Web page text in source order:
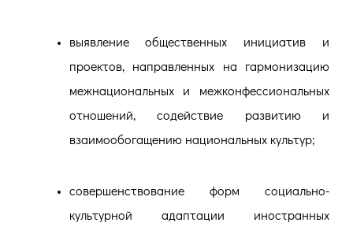
выявление общественных инициатив и
проектов, направленных на гармонизацию
межнациональных и межконфессиональных
отношений, содействие развитию и
взаимообогащению национальных культур;
совершенствование форм социально-
культурной адаптации иностранных